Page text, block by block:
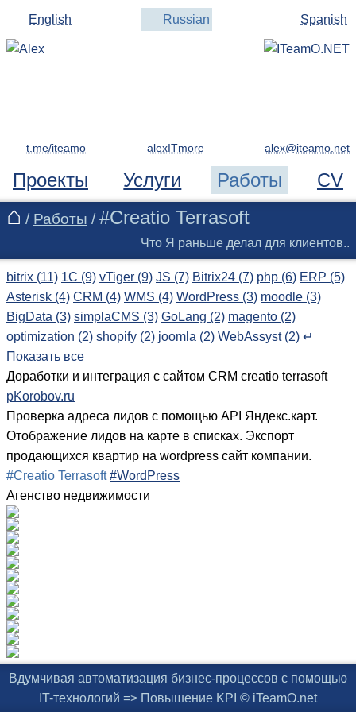
English Russian Spanish
Проекты Услуги Работы CV
t.me/iteamo alexITmore
/ Работы / #Creatio Terrasoft
Что Я раньше делал для клиентов..
bitrix (11) 1C (9) vTiger (9) JS (7) Bitrix24 (7) php (6) ERP (5)
Asterisk (4) CRM (4) WMS (4) WordPress (3) moodle (3)
BigData (3) simplaCMS (3) GoLang (2) magento (2)
optimization (2) shopify (2) joomla (2) WebAssyst (2) ↵
Показать все
Доработки и интеграция с сайтом CRM creatio terrasoft
pKorobov.ru
Проверка адреса лидов с помощью API Яндекс.карт.
Отображение лидов на карте в списках. Экспорт
продающихся квартир на wordpress сайт компании.
#Creatio Terrasoft #WordPress
Агенство недвижимости
Вдумчивая автоматизация бизнес-процессов с помощью
IT-технологий => Повышение KPI © iTeamO.net